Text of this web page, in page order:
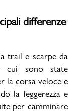
differenze
trail e scarpe da
cui sono state
la corsa veloce e
la leggerezza e
per camminare